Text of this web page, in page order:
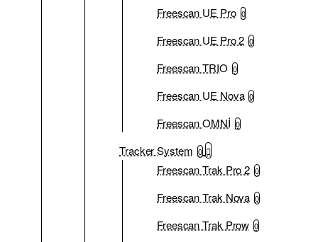
Freescan UE Pro 0
Freescan UE Pro 2 0
Freescan TRIO 0
Freescan UE Nova 0
Freescan OMNİ 0
Tracker System 0
Freescan Trak Pro 2 0
Freescan Trak Nova 0
Freescan Trak Prow 0